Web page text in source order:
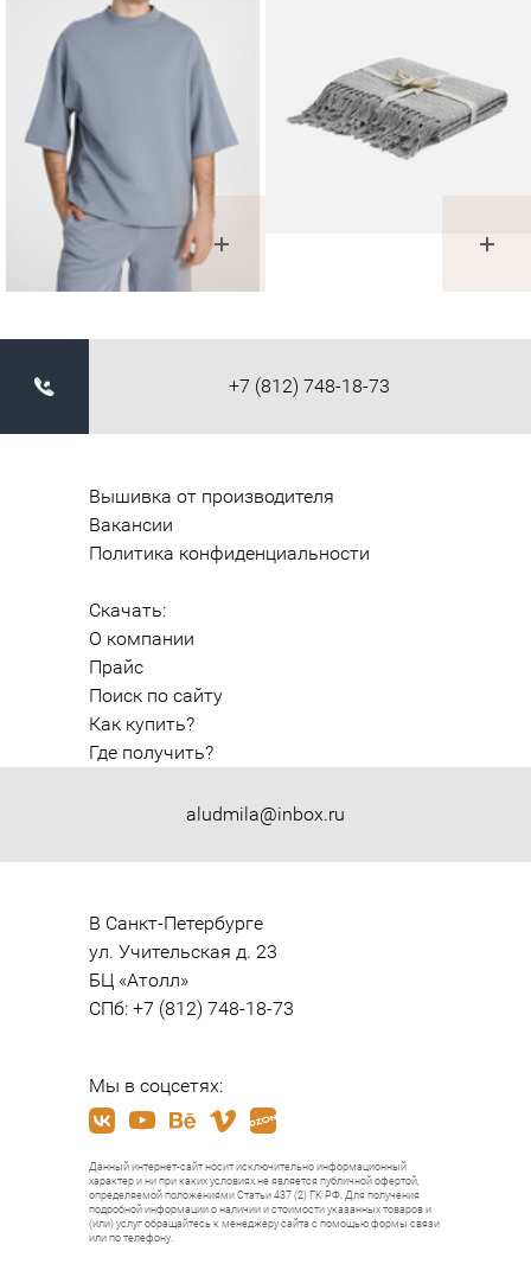
+7 (812) 748-18-73
aludmila@inbox.ru
Вышивка от производителя
Вакансии
Политика конфиденциальности
Скачать:
О компании
Прайс
Поиск по сайту
Как купить?
Где получить?
В Санкт-Петербурге
ул. Учительская д. 23
БЦ «Атолл»
СПб: +7 (812) 748-18-73
Мы в соцсетях:
Данный интернет-сайт носит исключительно информационный
характер и ни при каких условиях не является публичной офертой,
определяемой положениями Статьи 437 (2) ГК РФ. Для получения
подробной информации о наличии и стоимости указанных товаров и
(или) услуг обращайтесь к менеджеру сайта с помощью формы связи
или по телефону.